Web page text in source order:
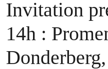
Invitation
14h :